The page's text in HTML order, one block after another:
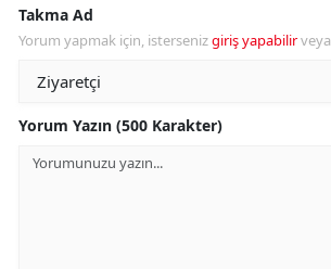
Takma Ad
Yorum yapmak için, istersenizgiriş yapabilirveya
Yorum Yazın (500 Karakter)